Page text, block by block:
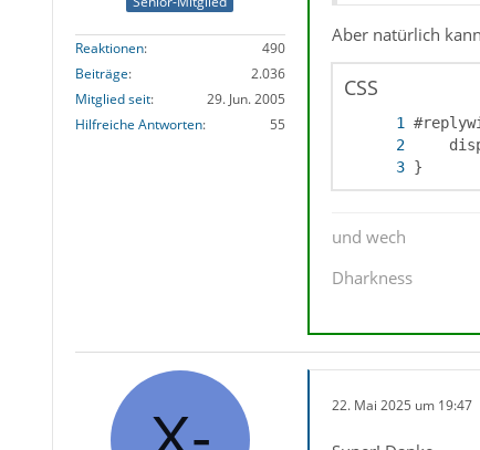
Reaktionen
490
Beiträge
2.036
Mitglied seit
29. Jun. 2005
Hilfreiche Antworten
55
Aber natürlich
CSS
}
und wech
Dharkness
22. Mai 2025 um 19:47